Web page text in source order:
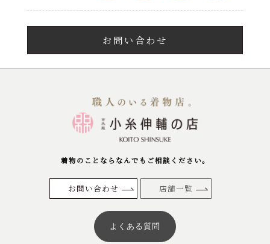
お問い合わせ
着物のことならなんでもご相談ください。
お問い合わせ 店舗一覧
よくある質問